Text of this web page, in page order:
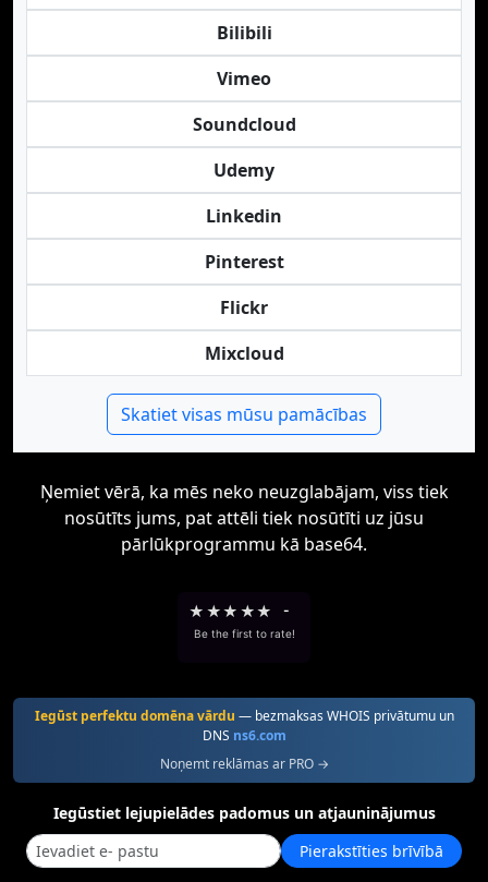
Bilibili
Vimeo
Soundcloud
Udemy
Linkedin
Pinterest
Flickr
Mixcloud
Skatiet visas mūsu pamācības
Ņemiet vērā, ka mēs neko neuzglabājam, viss tiek
nosūtīts jums, pat attēli tiek nosūtīti uz jūsu
pārlūkprogrammu kā base64.
★ ★★ ★★ -
Be the first to rate!
Iegūst perfektu domēna vārdu — bezmaksas WHOIS privātumu un
DNS ns6.com
Noņemt reklāmas ar PRO →
Iegūstiet lejupielādes padomus un atjauninājumus
Pierakstīties brīvībā